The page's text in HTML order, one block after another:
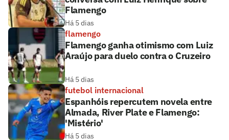
Flamengo
Há 5 dias
flamengo
Flamengo ganha otimismo com Luiz
Araújo para duelo contra o Cruzeiro
Há 5 dias
futebol internacional
Espanhóis repercutem novela entre
Almada, River Plate e Flamengo:
'Mistério'
Há 5 dias